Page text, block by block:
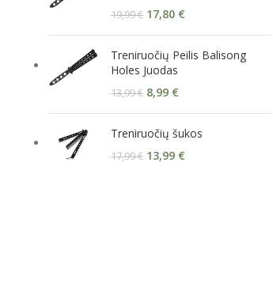
19,99€ 17,80 €
Treniruočių Peilis Balisong
Holes Juodas
13,99€ 8,99 €
Treniruočių šukos
17,99€ 13,99 €